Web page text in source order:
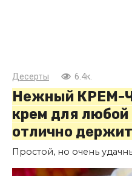
Десерты 6.4к.
Нежный КРЕМ-
крем для
отлично
Простой, но очень